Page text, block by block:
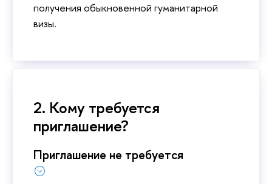
получения обыкновенной гуманитарной
визы.
2. Кому требуется
приглашение?
Приглашение не требуется